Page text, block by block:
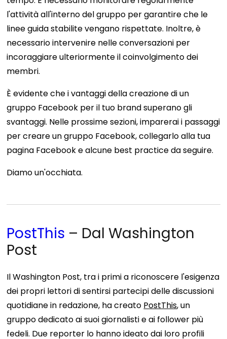
l'attività all'interno del gruppo per garantire che le
linee guida stabilite vengano rispettate. Inoltre, è
necessario intervenire nelle conversazioni per
incoraggiare ulteriormente il coinvolgimento dei
membri.
È evidente che i vantaggi della creazione di un
gruppo Facebook per il tuo brand superano gli
svantaggi. Nelle prossime sezioni, imparerai i passaggi
per creare un gruppo Facebook, collegarlo alla tua
pagina Facebook e alcune best practice da seguire.
Diamo un'occhiata.
PostThis – Dal Washington
Post
Il Washington Post, tra i primi a riconoscere l'esigenza
dei propri lettori di sentirsi partecipi delle discussioni
quotidiane in redazione, ha creato PostThis, un
gruppo dedicato ai suoi giornalisti e ai follower più
fedeli. Due reporter lo hanno ideato dai loro profili